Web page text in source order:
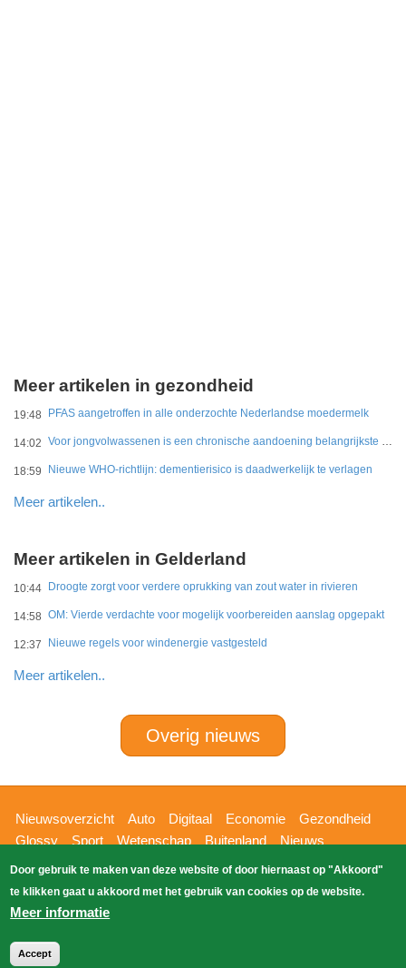
Meer artikelen in gezondheid
19:48 PFAS aangetroffen in alle onderzochte Nederlandse moedermelk
14:02 Voor jongvolwassenen is een chronische aandoening belangrijkste belemmering
18:59 Nieuwe WHO-richtlijn: dementierisico is daadwerkelijk te verlagen
Meer artikelen..
Meer artikelen in Gelderland
10:44 Droogte zorgt voor verdere oprukking van zout water in rivieren
14:58 OM: Vierde verdachte voor mogelijk voorbereiden aanslag opgepakt
12:37 Nieuwe regels voor windenergie vastgesteld
Meer artikelen..
Overig nieuws
Hoofdnavigatie
Nieuwsoverzicht Auto Digitaal Economie
Gezondheid
Glossy
Sport Wetenschap Buitenland
Nieuws
Bizzpress
Blik op 112 Provincies
Weekoverzicht
Zoeken
Copyright Blik Op Nieuws 2026gehost
Door gebruik te maken van deze website of door hiernaast op "Akkoord"
te klikken gaat u akkoord met het gebruik van cookies op de website.
Meer informatie
Accept